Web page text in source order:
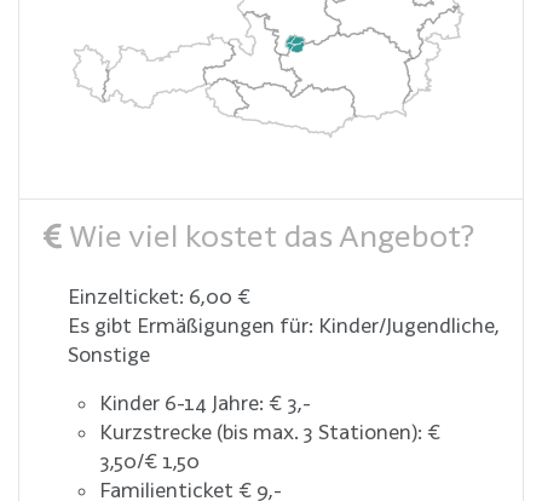
Wie viel kostet das Angebot?
Einzelticket: 6,00 €
Es gibt Ermäßigungen für: Kinder/Jugendliche,
Sonstige
Kinder 6-14 Jahre: € 3,-
Kurzstrecke (bis max. 3 Stationen): €
3,50/€ 1,50
Familienticket € 9,-